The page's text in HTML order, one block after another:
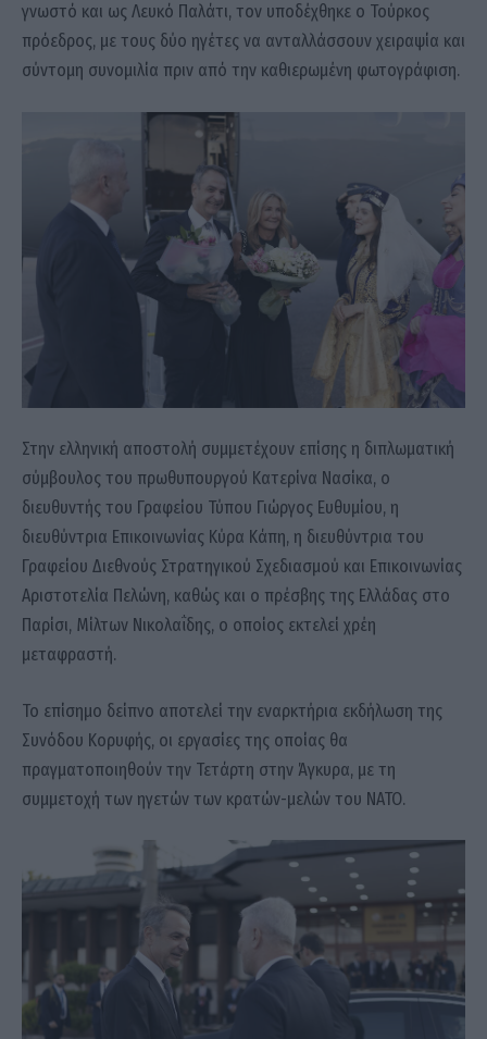
γνωστό και ως Λευκό Παλάτι, τον υποδέχθηκε ο Τούρκος
πρόεδρος, με τους δύο ηγέτες να ανταλλάσσουν χειραψία και
σύντομη συνομιλία πριν από την καθιερωμένη φωτογράφιση.
Στην ελληνική αποστολή συμμετέχουν επίσης η διπλωματική
σύμβουλος του πρωθυπουργού Κατερίνα Νασίκα, ο
διευθυντής του Γραφείου Τύπου Γιώργος Ευθυμίου, η
διευθύντρια Επικοινωνίας Κύρα Κάπη, η διευθύντρια του
Γραφείου Διεθνούς Στρατηγικού Σχεδιασμού και Επικοινωνίας
Αριστοτελία Πελώνη, καθώς και ο πρέσβης της Ελλάδας στο
Παρίσι, Μίλτων Νικολαΐδης, ο οποίος εκτελεί χρέη
μεταφραστή.
Το επίσημο δείπνο αποτελεί την εναρκτήρια εκδήλωση της
Συνόδου Κορυφής, οι εργασίες της οποίας θα
πραγματοποιηθούν την Τετάρτη στην Άγκυρα, με τη
συμμετοχή των ηγετών των κρατών-μελών του ΝΑΤΟ.